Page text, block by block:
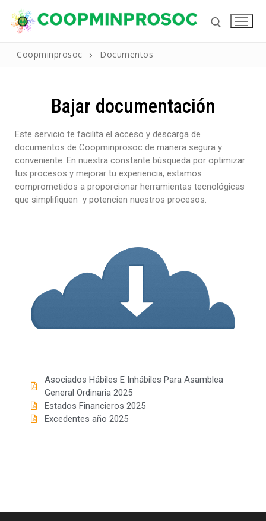
Inicio
La Cooperativa
Estatutos y Reglamentos
Órganos de Administración y Control
Auxilios Cooperativos
Simulador de Crédito
Coopminprosoc Documentos
Bajar documentación
Este servicio te facilita el acceso y descarga de
documentos de Coopminprosoc de manera segura y
conveniente. En nuestra constante búsqueda por optimizar
tus procesos y mejorar tu experiencia, estamos
comprometidos a proporcionar herramientas tecnológicas
que simplifiquen y potencien nuestros procesos.
Asociados Hábiles E Inhábiles Para Asamblea
General Ordinaria 2025
Estados Financieros 2025
Excedentes año 2025